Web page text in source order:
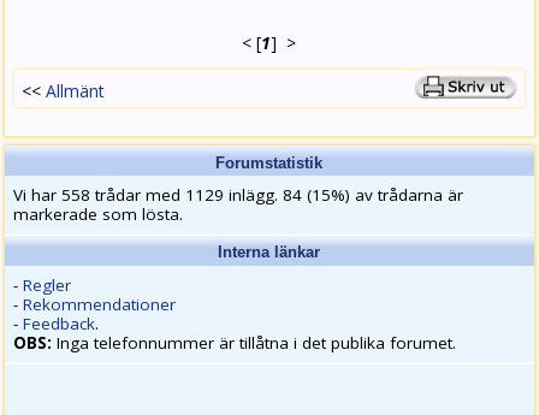
<[1] >
<< Allmänt
Forumstatistik
Vi har 558 trådar med 1129 inlägg. 84 (15%) av trådarna är
markerade som lösta.
Interna länkar
-Regler
-Rekommendationer
-Feedback.
OBS: Inga telefonnummer är tillåtna i det publika forumet.